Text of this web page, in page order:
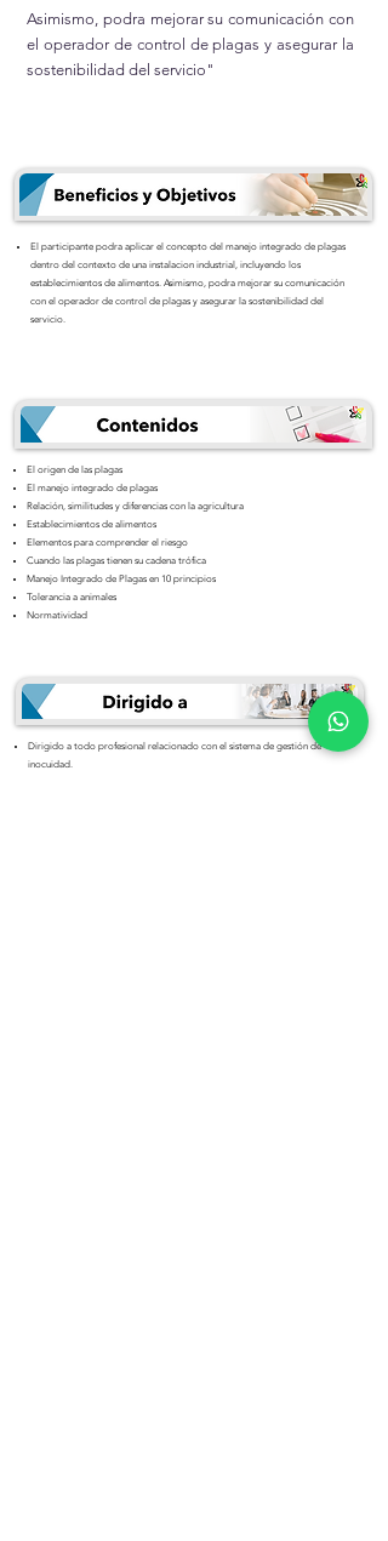
Asimismo, podra mejorar su comunicación con
el operador de control de plagas y asegurar la
sostenibilidad del servicio"
El participante podra aplicar el concepto del manejo integrado de plagas
dentro del contexto de una instalacion industrial, incluyendo los
establecimientos de alimentos. Asimismo, podra mejorar su comunicación
con el operador de control de plagas y asegurar la sostenibilidad del
servicio.
El origen de las plagas
El manejo integrado de plagas
Relación, similitudes y diferencias con la agricultura
Establecimientos de alimentos
Elementos para comprender el riesgo
Cuando las plagas tienen su cadena trófica
Manejo Integrado de Plagas en 10 principios
Tolerancia a animales
Normatividad
Dirigido a todo profesional relacionado con el sistema de gestión de
inocuidad.